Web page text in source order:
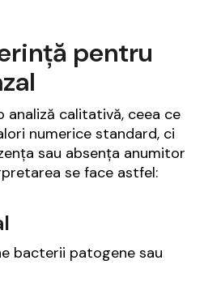
pentru
analiză calitativă, ceea ce
numerice standard, ci
sau absența anumitor
se face astfel:
bacterii patogene sau